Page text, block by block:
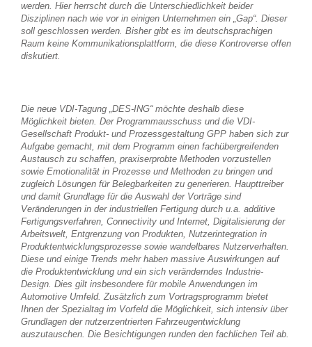
werden. Hier herrscht durch die Unterschiedlichkeit beider
Disziplinen nach wie vor in einigen Unternehmen ein „Gap“. Dieser
soll geschlossen werden. Bisher gibt es im deutschsprachigen
Raum keine Kommunikationsplattform, die diese Kontroverse offen
diskutiert.
Die neue VDI-Tagung „DES-ING“ möchte deshalb diese
Möglichkeit bieten. Der Programmausschuss und die VDI-
Gesellschaft Produkt- und Prozessgestaltung GPP haben sich zur
Aufgabe gemacht, mit dem Programm einen fachübergreifenden
Austausch zu schaffen, praxiserprobte Methoden vorzustellen
sowie Emotionalität in Prozesse und Methoden zu bringen und
zugleich Lösungen für Belegbarkeiten zu generieren. Haupttreiber
und damit Grundlage für die Auswahl der Vorträge sind
Veränderungen in der industriellen Fertigung durch u.a. additive
Fertigungsverfahren, Connectivity und Internet, Digitalisierung der
Arbeitswelt, Entgrenzung von Produkten, Nutzerintegration in
Produktentwicklungsprozesse sowie wandelbares Nutzerverhalten.
Diese und einige Trends mehr haben massive Auswirkungen auf
die Produktentwicklung und ein sich veränderndes Industrie-
Design. Dies gilt insbesondere für mobile Anwendungen im
Automotive Umfeld. Zusätzlich zum Vortragsprogramm bietet
Ihnen der Spezialtag im Vorfeld die Möglichkeit, sich intensiv über
Grundlagen der nutzerzentrierten Fahrzeugentwicklung
auszutauschen. Die Besichtigungen runden den fachlichen Teil ab.